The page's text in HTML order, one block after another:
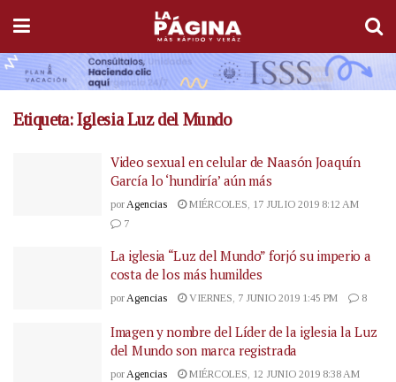
Etiqueta:Iglesia Luz del Mundo
Video sexual en celular de Naasón Joaquín
García lo ‘hundiría’ aún más
por Agencias
MIÉRCOLES, 17 JULIO 2019 8:12 AM
7
La iglesia “Luz del Mundo” forjó su imperio a
costa de los más humildes
por Agencias VIERNES, 7 JUNIO 2019 1:45 PM 8
Imagen y nombre del Líder de la iglesia la Luz
del Mundo son marca registrada
porAgencias
MIÉRCOLES, 12 JUNIO 2019 8:38 AM